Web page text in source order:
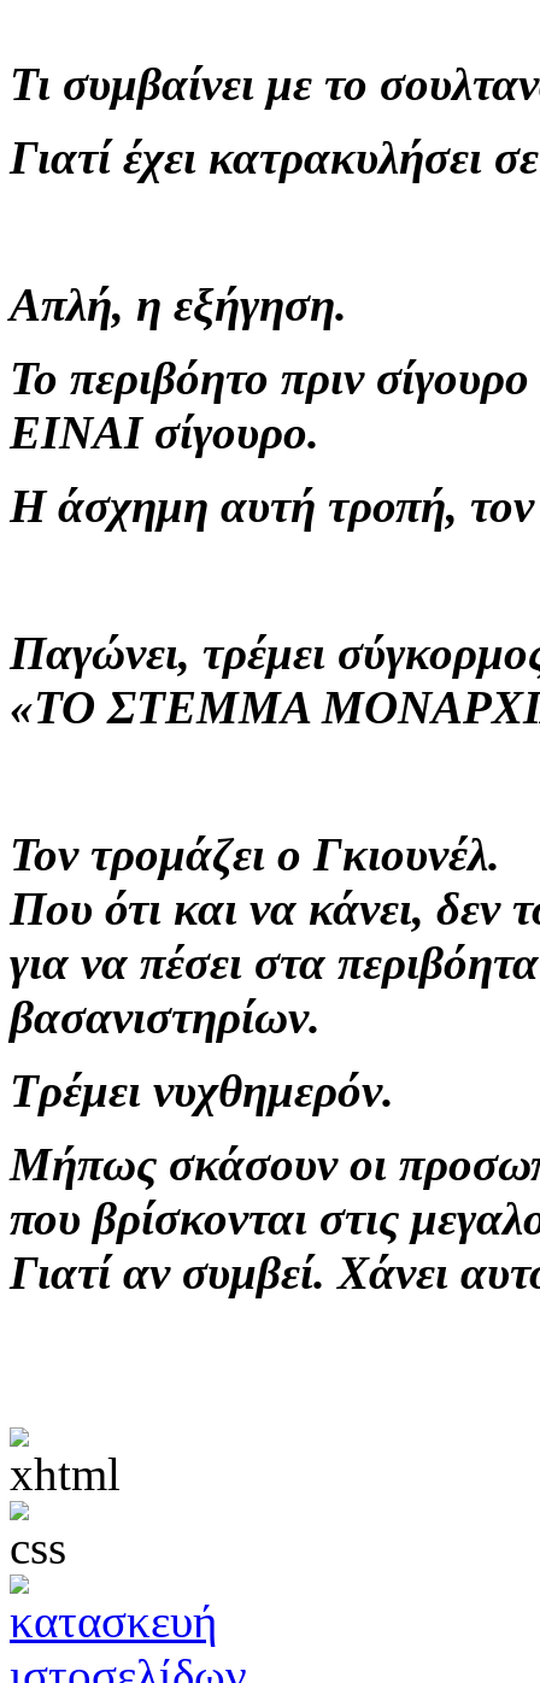
Τι συμβαίνει με το
Γιατί έχει κατρακυλήσει
Απλή, η εξήγηση.
Το περιβόητο πριν
ΕΙΝΑΙ σίγουρο.
Η άσχημη αυτή τροπή, τον
Παγώνει, τρέμει
«ΤΟ ΣΤΕΜΜΑ
Τον τρομάζει ο Γκιουνέλ.
Που ότι και να κάνει,
για να πέσει στα
βασανιστηρίων.
Τρέμει νυχθημερόν.
Μήπως σκάσουν οι
που βρίσκονται στις
Γιατί αν συμβεί. Χάνει